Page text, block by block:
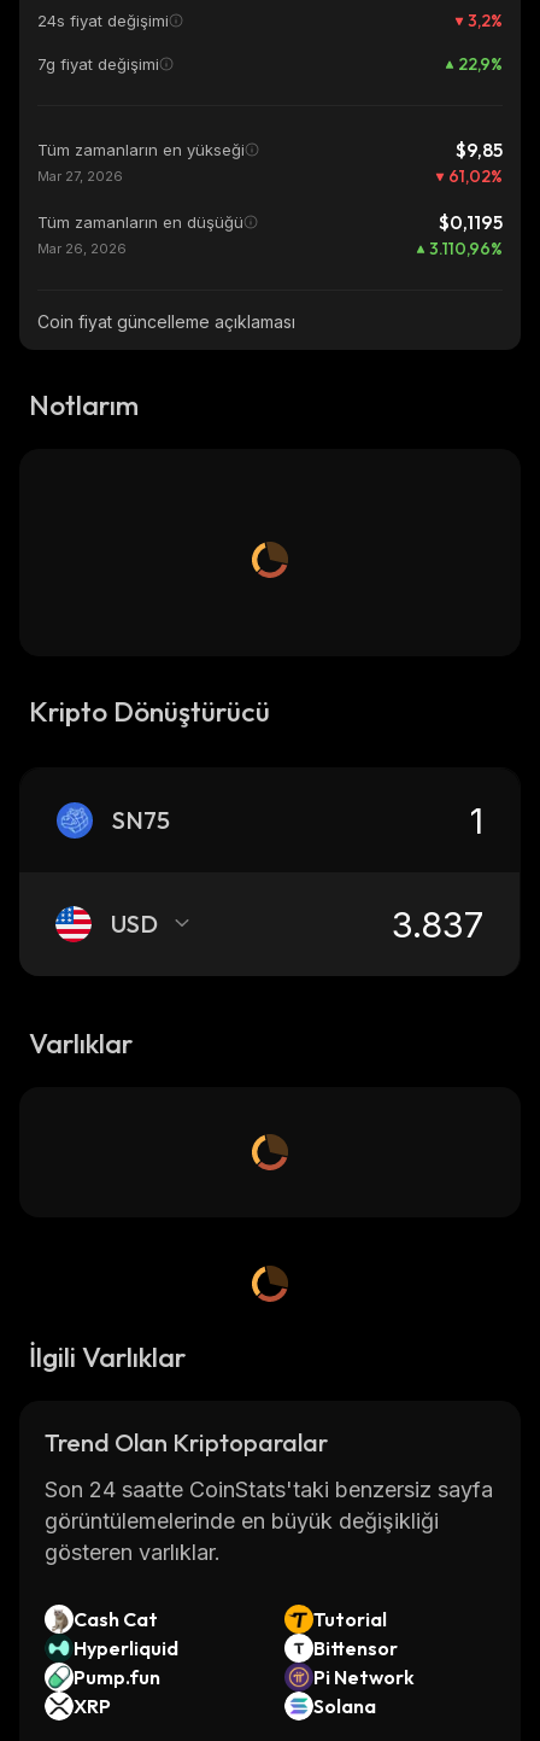
24s fiyat değişimi 3,2%
7g fiyat değişimi 22,9%
Tüm zamanların en yükseği $9,85
Mar 27, 2026 61,02%
Tüm zamanların en düşüğü $0,1195
Mar 26, 2026 3.110,96%
Coin fiyat güncelleme açıklaması
Notlarım
Kripto Dönüştürücü
SN75
USD
Varlıklar
İlgili Varlıklar
Trend Olan Kriptoparalar
Son 24 saatte CoinStats'taki benzersiz sayfa
görüntülemelerinde en büyük değişikliği
gösteren varlıklar.
Cash Cat
Tutorial
Hyperliquid
Bittensor
Pump.fun
Pi Network
XRP
Solana